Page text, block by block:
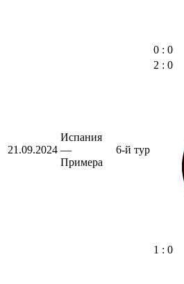
0 : 0
21.09.2024
Испания
—
Примера
6-й тур
2 : 0
1 : 0